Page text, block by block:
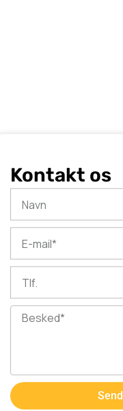
Kontakt os
mail
Besked
Send